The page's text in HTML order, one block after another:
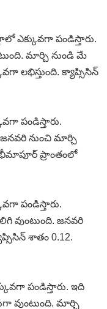
ఎక్కువగా పండిస్తారు.
మార్చి నుండి మే
లభిస్తుంది. క్యాప్సిసిన్‌
పండిస్తారు.
జనవరి నుంచి మార్చి
భీమాపూర్‌ ప్రాంతంలో
పండిస్తారు.
వుంటుంది. జనవరి
శాతం 0.12.
పండిస్తారు. ఇది
వుంటుంది. మార్చి